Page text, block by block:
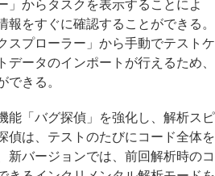
」からタスクを表示することによ
報をすぐに確認することができる。
スプローラー」から手動でテストケ
データのインポートが行えるため、
できる。
「バグ探偵」を強化し、解析スピ
偵は、テストのたびにコード全体を
新バージョンでは、前回解析時のコ